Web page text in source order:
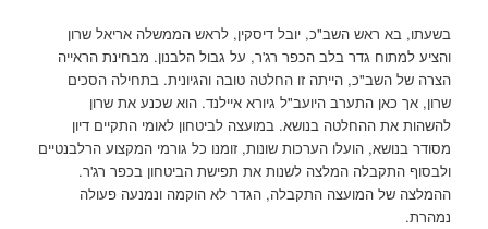
בשעתו, בא ראש השב"כ, יובל דיסקין, לראש הממשלה אריאל שרון
והציע למתוח גדר בלב הכפר רג'ר, על גבול הלבנון. מבחינת הראייה
הצרה של השב"כ, הייתה זו החלטה טובה והגיונית. בתחילה הסכים
שרון, אך כאן התערב היועב"ל גיורא איילנד. הוא שכנע את שרון
להשהות את ההחלטה בנושא. במועצה לביטחון לאומי התקיים דיון
מסודר בנושא, הועלו הערכות שונות, זומנו כל גורמי המקצוע הרלבנטיים
ולבסוף התקבלה המלצה לשנות את תפישת הביטחון בכפר רג'ר.
ההמלצה של המועצה התקבלה, הגדר לא הוקמה ונמנעה פעולה
נמהרת.